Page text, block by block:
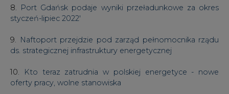
8.
Port Gdańsk podaje wyniki przeładunkowe za okres
styczeń-lipiec 2022'
9.
Naftoport przejdzie pod zarząd pełnomocnika rządu
ds. strategicznej infrastruktury energetycznej
10.
Kto teraz zatrudnia w polskiej energetyce - nowe
oferty pracy, wolne stanowiska